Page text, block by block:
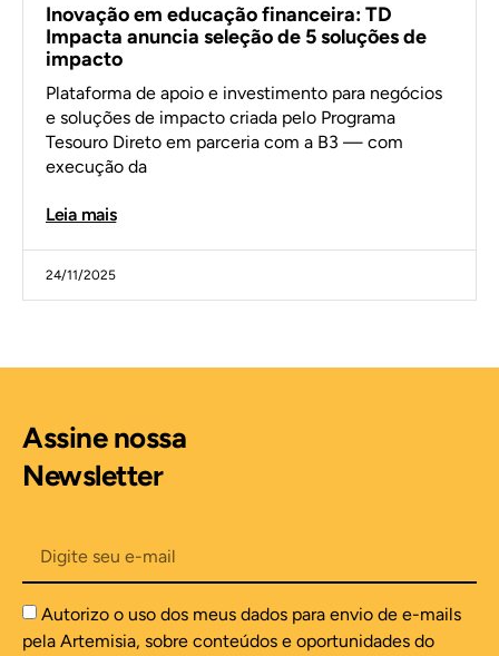
Inovação em educação financeira: TD
Impacta anuncia seleção de 5 soluções de
impacto
Plataforma de apoio e investimento para negócios
e soluções de impacto criada pelo Programa
Tesouro Direto em parceria com a B3 — com
execução da
Leia mais
24/11/2025
Assine nossa
Newsletter
Autorizo o uso dos meus dados para envio de e-mails
pela Artemisia, sobre conteúdos e oportunidades do